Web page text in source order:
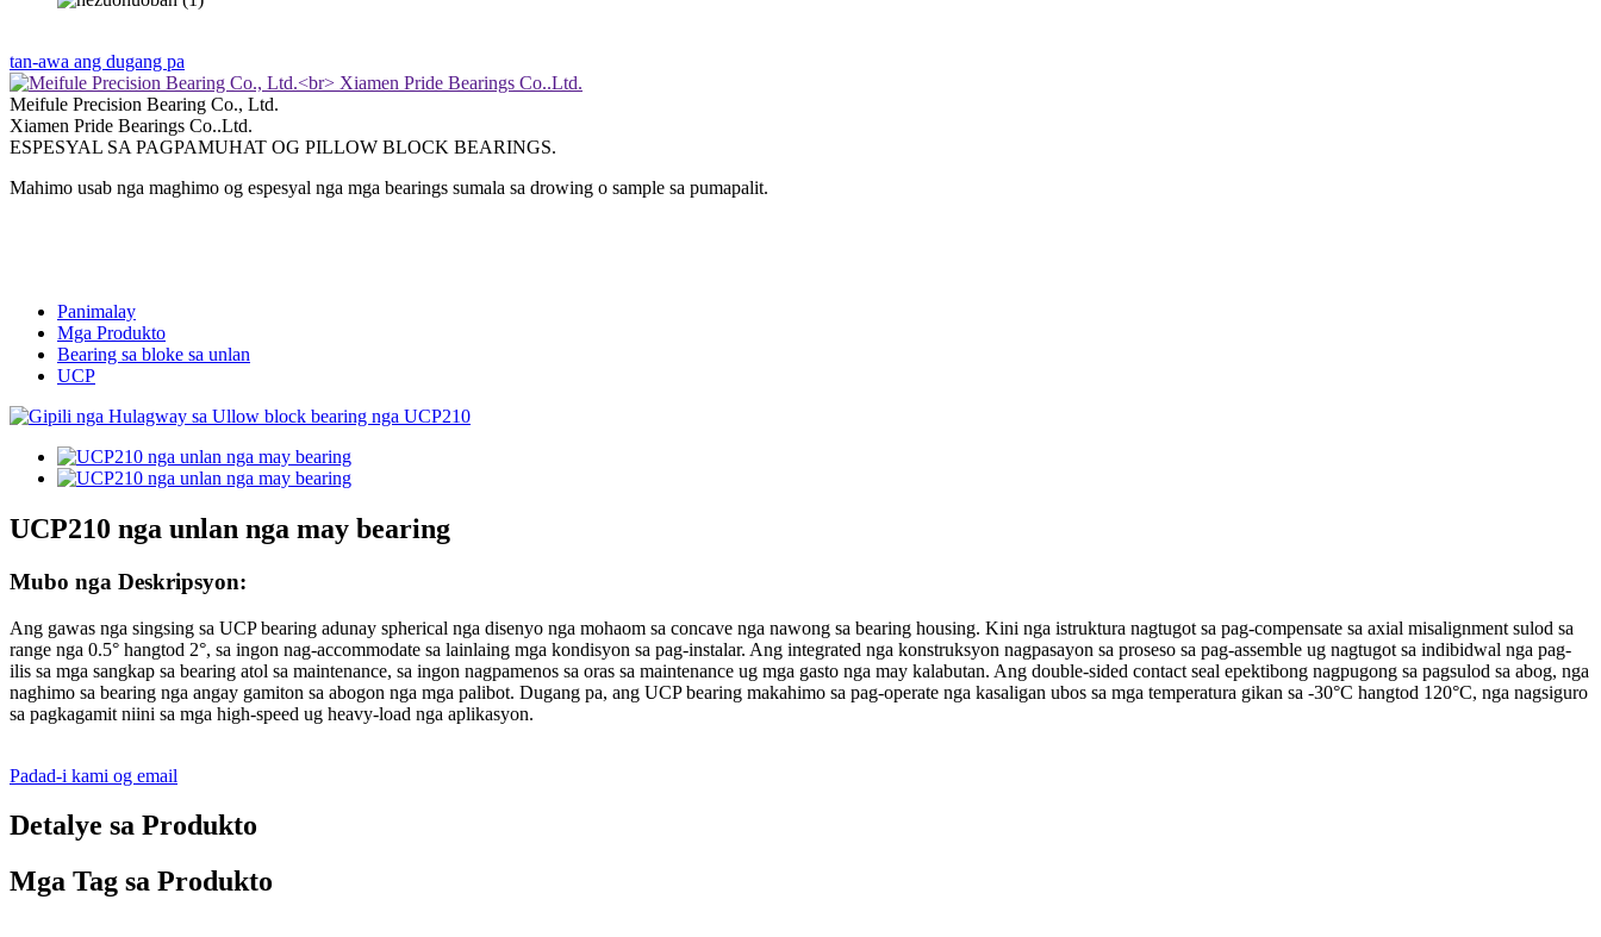
tan-awa ang dugang pa
Meifule Precision Bearing Co., Ltd.
Xiamen Pride Bearings Co..Ltd.
ESPESYAL SA PAGPAMUHAT OG PILLOW BLOCK BEARINGS.
Mahimo usab nga maghimo og espesyal nga mga bearings sumala sa drowing o sample sa pumapalit.
Panimalay
Mga Produkto
Bearing sa bloke sa unlan
UCP
UCP210 nga unlan nga may bearing
Mubo nga Deskripsyon:
Ang gawas nga singsing sa UCP bearing adunay spherical nga disenyo nga mohaom sa concave nga nawong sa bearing housing. Kini nga istruktura nagtugot sa pag-compensate sa axial misalignment sulod sa
range nga 0.5° hangtod 2°, sa ingon nag-accommodate sa lainlaing mga kondisyon sa pag-instalar. Ang integrated nga konstruksyon nagpasayon ​​sa proseso sa pag-assemble ug nagtugot sa indibidwal nga pag-
ilis sa mga sangkap sa bearing atol sa maintenance, sa ingon nagpamenos sa oras sa maintenance ug mga gasto nga may kalabutan. Ang double-sided contact seal epektibong nagpugong sa pagsulod sa abog, nga
naghimo sa bearing nga angay gamiton sa abogon nga mga palibot. Dugang pa, ang UCP bearing makahimo sa pag-operate nga kasaligan ubos sa mga temperatura gikan sa -30°C hangtod 120°C, nga nagsiguro
sa pagkagamit niini sa mga high-speed ug heavy-load nga aplikasyon.
Padad-i kami og email
Detalye sa Produkto
Mga Tag sa Produkto